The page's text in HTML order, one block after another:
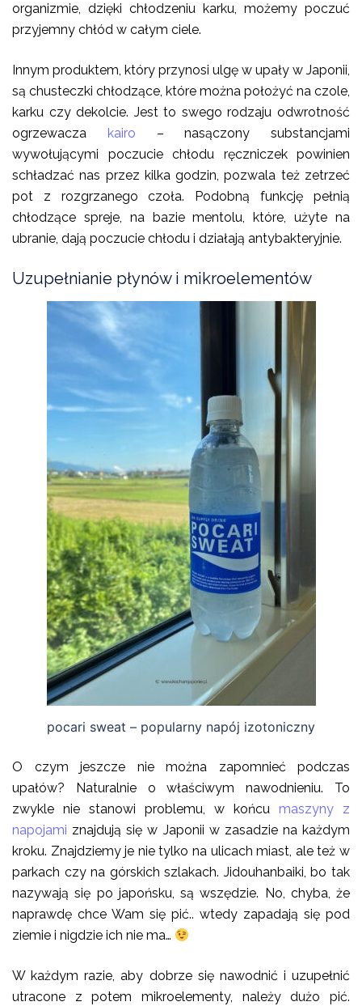
organizmie, dzięki chłodzeniu karku, możemy poczuć
przyjemny chłód w całym ciele.
Innym produktem, który przynosi ulgę w upały w Japonii,
są chusteczki chłodzące, które można położyć na czole,
karku czy dekolcie. Jest to swego rodzaju odwrotność
ogrzewacza
kairo – nasączony substancjami
wywołującymi poczucie chłodu ręczniczek powinien
schładzać nas przez kilka godzin, pozwala też zetrzeć
pot z rozgrzanego czoła. Podobną funkcję pełnią
chłodzące spreje, na bazie mentolu, które, użyte na
ubranie, dają poczucie chłodu i działają antybakteryjnie.
Uzupełnianie płynów i mikroelementów
pocari sweat – popularny napój izotoniczny
O czym jeszcze nie można zapomnieć podczas
upałów? Naturalnie o właściwym nawodnieniu. To
zwykle nie stanowi problemu, w końcu maszyny z
napojami znajdują się w Japonii w zasadzie na każdym
kroku. Znajdziemy je nie tylko na ulicach miast, ale też w
parkach czy na górskich szlakach. Jidouhanbaiki, bo tak
nazywają się po japońsku, są wszędzie. No, chyba, że
naprawdę chce Wam się pić.. wtedy zapadają się pod
ziemie i nigdzie ich nie ma…
W każdym razie, aby dobrze się nawodnić i uzupełnić
utracone z potem mikroelementy, należy dużo pić.